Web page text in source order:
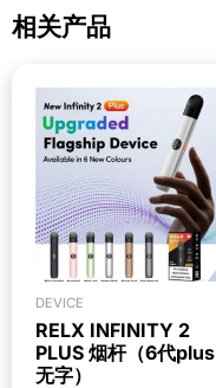
相关产品
DEVICE
RELX INFINITY 2
PLUS 烟杆（6代plus
无字）